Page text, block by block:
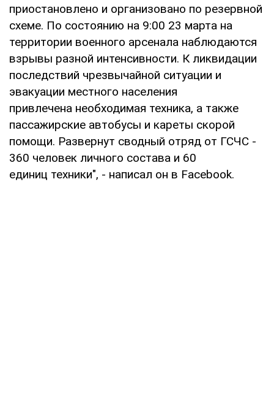
приостановлено и организовано по резервной
схеме. По состоянию на 9:00 23 марта на
территории военного арсенала наблюдаются
взрывы разной интенсивности. К ликвидации
последствий чрезвычайной ситуации и
эвакуации местного населения
привлечена необходимая техника, а также
пассажирские автобусы и кареты скорой
помощи. Развернут сводный отряд от ГСЧС -
360 человек личного состава и 60
единиц техники", - написал он в Facebook.